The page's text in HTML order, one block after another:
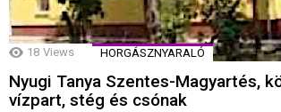
18 Views HORGÁSZNYARALÓ
Nyugi Tanya Szentes-Magyartés,
vízpart, stég és csónak